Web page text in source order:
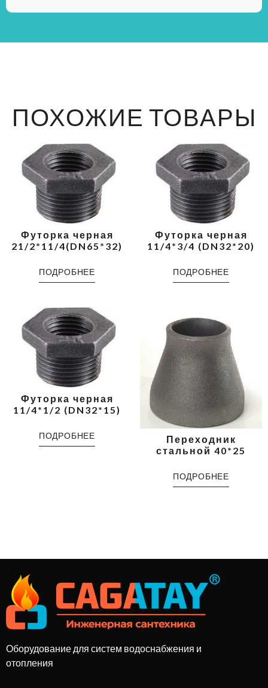
ПОХОЖИЕ ТОВАРЫ
Футорка черная
21/2*11/4(DN65*32)
ПОДРОБНЕЕ
Футорка черная
11/4*3/4 (DN32*20)
ПОДРОБНЕЕ
Футорка черная
11/4*1/2 (DN32*15)
ПОДРОБНЕЕ
Переходник
стальной 40*25
ПОДРОБНЕЕ
Оборудование для систем водоснабжения и
отопления